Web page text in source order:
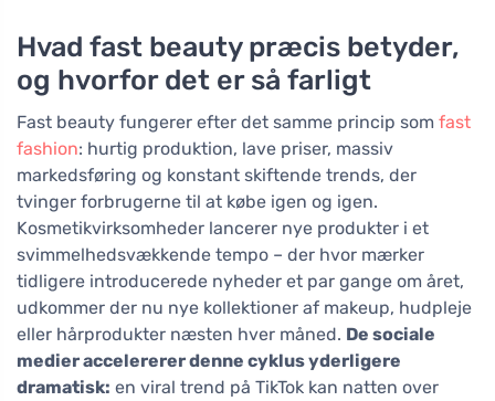
Hvad fast beauty præcis betyder,
og hvorfor det er så farligt
Fast beauty fungerer efter det samme princip som fast
fashion: hurtig produktion, lave priser, massiv
markedsføring og konstant skiftende trends, der
tvinger forbrugerne til at købe igen og igen.
Kosmetikvirksomheder lancerer nye produkter i et
svimmelhedsvækkende tempo – der hvor mærker
tidligere introducerede nyheder et par gange om året,
udkommer der nu nye kollektioner af makeup, hudpleje
eller hårprodukter næsten hver måned. De sociale
medier accelererer denne cyklus yderligere
dramatisk: en viral trend på TikTok kan natten over